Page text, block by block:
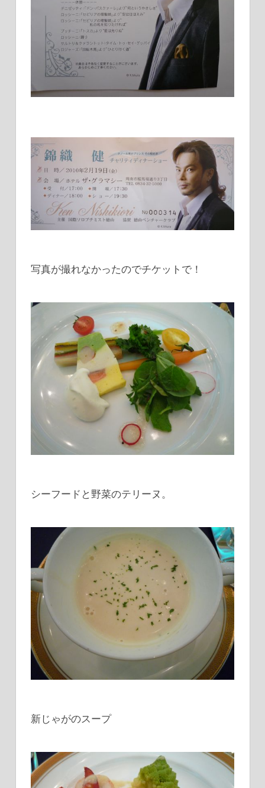
写真が撮れなかったのでチケットで！
シーフードと野菜のテリーヌ。
新じゃがのスープ